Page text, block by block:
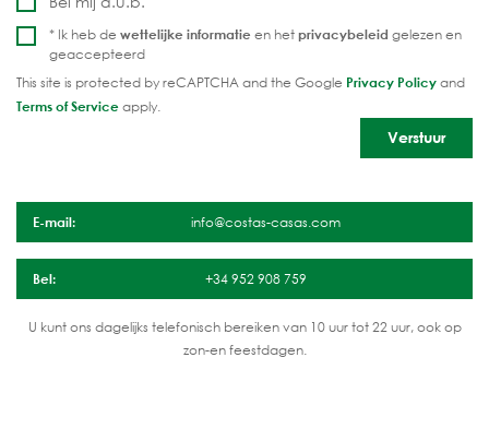
* Ik heb de wettelijke informatie en hetprivacybeleid gelezen en
geaccepteerd
This site is protected by reCAPTCHA and the Google Privacy Policyand
Terms of Serviceapply.
E-mail: info@costas-casas.com
Bel: +34 952 908 759
U kunt ons dagelijks telefonisch bereiken van 10 uur tot 22 uur, ook op
zon-en feestdagen.